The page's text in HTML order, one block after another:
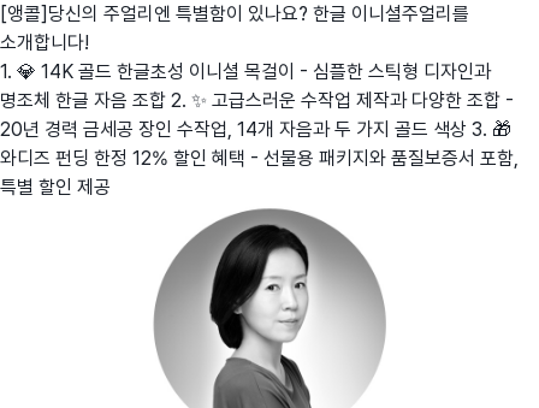
[앵콜]당신의 주얼리엔 특별함이 있나요? 한글 이니셜주얼리를
소개합니다!
1. 💎 14K 골드 한글초성 이니셜 목걸이 - 심플한 스틱형 디자인과
명조체 한글 자음 조합 2. ✨ 고급스러운 수작업 제작과 다양한 조합 -
20년 경력 금세공 장인 수작업, 14개 자음과 두 가지 골드 색상 3. 🎁
와디즈 펀딩 한정 12% 할인 혜택 - 선물용 패키지와 품질보증서 포함,
특별 할인 제공